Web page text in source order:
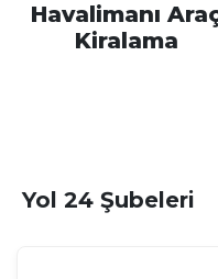
Havalimanı
Kiralama
Yol 24 Şubeleri